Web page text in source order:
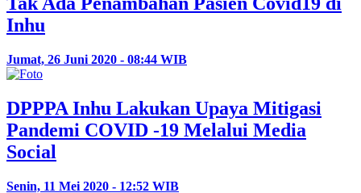
Inhu
Jumat, 26 Juni 2020 - 08:44 WIB
DPPPA Inhu Lakukan Upaya Mitigasi
Pandemi COVID -19 Melalui Media
Social
Senin, 11 Mei 2020 - 12:52 WIB